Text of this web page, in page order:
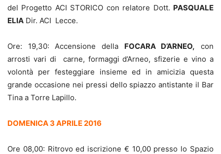
del Progetto ACI STORICO con relatore Dott. PASQUALE
ELIA Dir. ACI Lecce.
Ore: 19,30: Accensione della FOCARA D’ARNEO, con
arrosti vari di carne, formaggi d’Arneo, sfizerie e vino a
volontà per festeggiare insieme ed in amicizia questa
grande occasione nei pressi dello spiazzo antistante il Bar
Tina a Torre Lapillo.
DOMENICA 3 APRILE 2016
Ore 08,00: Ritrovo ed iscrizione € 10,00 presso lo Spazio